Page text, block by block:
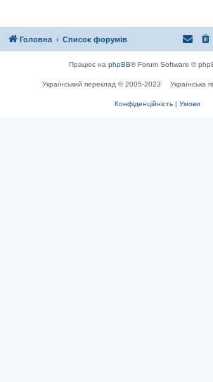
Головна Список форумів
Працює на phpBB® Forum Software ©
Український переклад © 2005-2023 Українська
Конфіденційність | Умови